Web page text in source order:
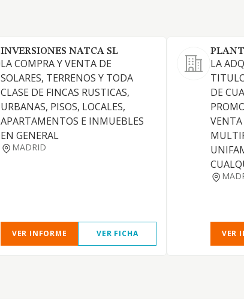
INVERSIONES NATCA SL
LA COMPRA Y VENTA DE
SOLARES, TERRENOS Y TODA
CLASE DE FINCAS RUSTICAS,
URBANAS, PISOS, LOCALES,
APARTAMENTOS E INMUEBLES
EN GENERAL
MADRID
VER INFORME VER FICHA
LA
DE
VENTA
VER